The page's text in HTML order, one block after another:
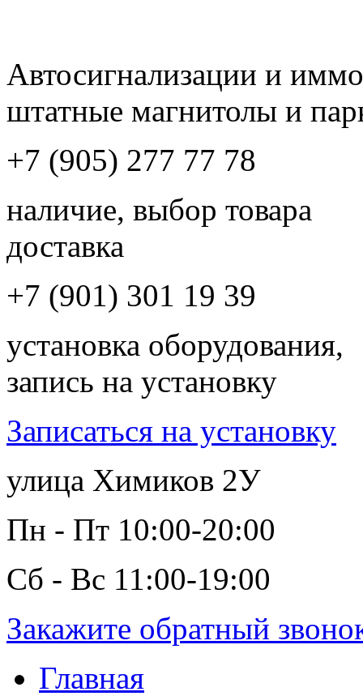
Автосигнализации и
штатные магнитолы и
+7 (905) 277 77 78
наличие, выбор товара
доставка
+7 (901) 301 19 39
установка оборудования,
запись на установку
Записаться на установку
улица Химиков 2У
Пн - Пт 10:00-20:00
Сб - Вс 11:00-19:00
Закажите обратный
Главная